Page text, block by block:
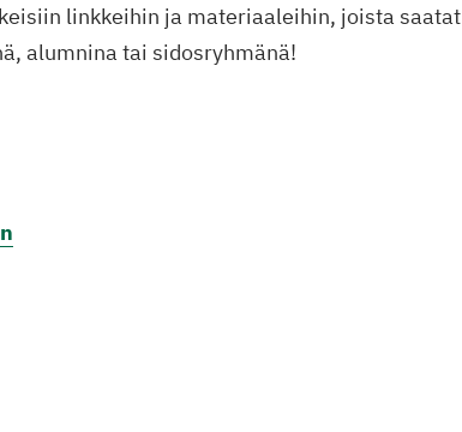
linkkeihin ja materiaaleihin, joista saatat
alumnina tai sidosryhmänä!